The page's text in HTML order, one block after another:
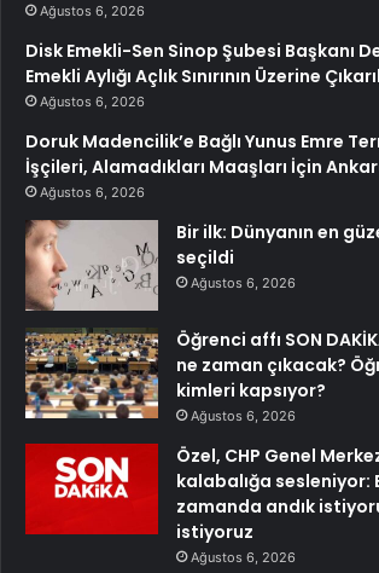
Ağustos 6, 2026
Disk Emekli-Sen Sinop Şubesi Başkanı
Emekli Aylığı Açlık Sınırının Üzerine
Ağustos 6, 2026
Doruk Madencilik’e Bağlı Yunus Emre
İşçileri, Alamadıkları Maaşları İçin
Ağustos 6, 2026
Bir ilk: Dünyanın en
seçildi
Ağustos 6, 2026
Öğrenci affı SON
ne zaman çıkacak?
kimleri kapsıyor?
Ağustos 6, 2026
Özel, CHP Genel
kalabalığa sesleniyor:
zamanda andık
istiyoruz
Ağustos 6, 2026